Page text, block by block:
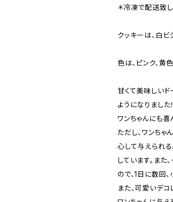
＊冷凍で配送致
クッキーは、白ビ
色は、ピンク、黄
甘くて美味しいド
ようになりまし
ワンちゃんにも喜
ただし、ワンちゃ
心して与えられ
しています。ま
ので、1日に数回
また、可愛いデコ